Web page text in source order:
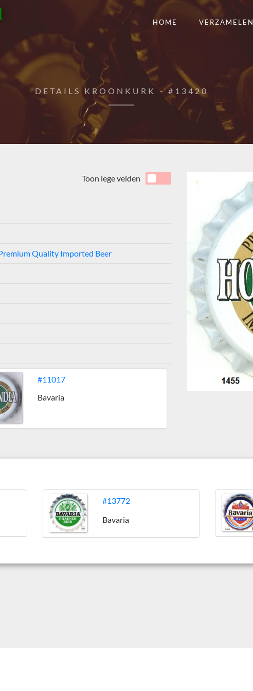
HOME VERZAMELEN
DETAILS KROONKURK - #13420
Toon lege velden
Quality Imported Beer
#11017
Bavaria
#13772
Bavaria